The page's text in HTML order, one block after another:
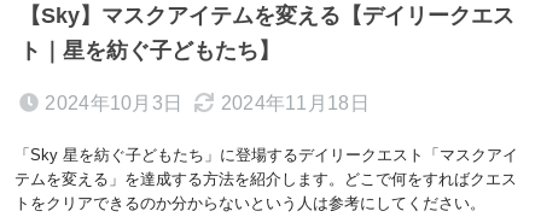
【Sky】マスクアイテムを変える【デイリークエス
ト｜星を紡ぐ子どもたち】
2024年10月3日 2024年11月18日
「Sky 星を紡ぐ子どもたち」に登場するデイリークエスト「マスクアイ
テムを変える」を達成する方法を紹介します。どこで何をすればクエス
トをクリアできるのか分からないという人は参考にしてください。